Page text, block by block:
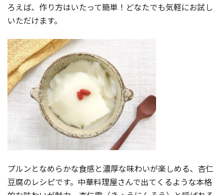
ろえば、作り方はいたって簡単！どなたでも気軽にお試し
いただけます。
プルンとなめらかな食感と濃厚な味わいが楽しめる、杏仁
豆腐のレシピです。中華料理屋さんで出てくるような本格